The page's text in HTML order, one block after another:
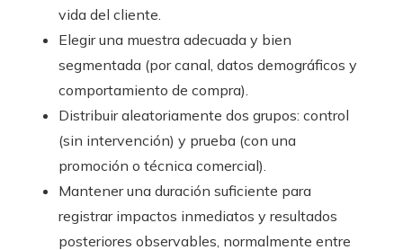
vida del cliente.
Elegir una muestra adecuada y bien
segmentada (por canal, datos demográficos y
comportamiento de compra).
Distribuir aleatoriamente dos grupos: control
(sin intervención) y prueba (con una
promoción o técnica comercial).
Mantener una duración suficiente para
registrar impactos inmediatos y resultados
posteriores observables, normalmente entre